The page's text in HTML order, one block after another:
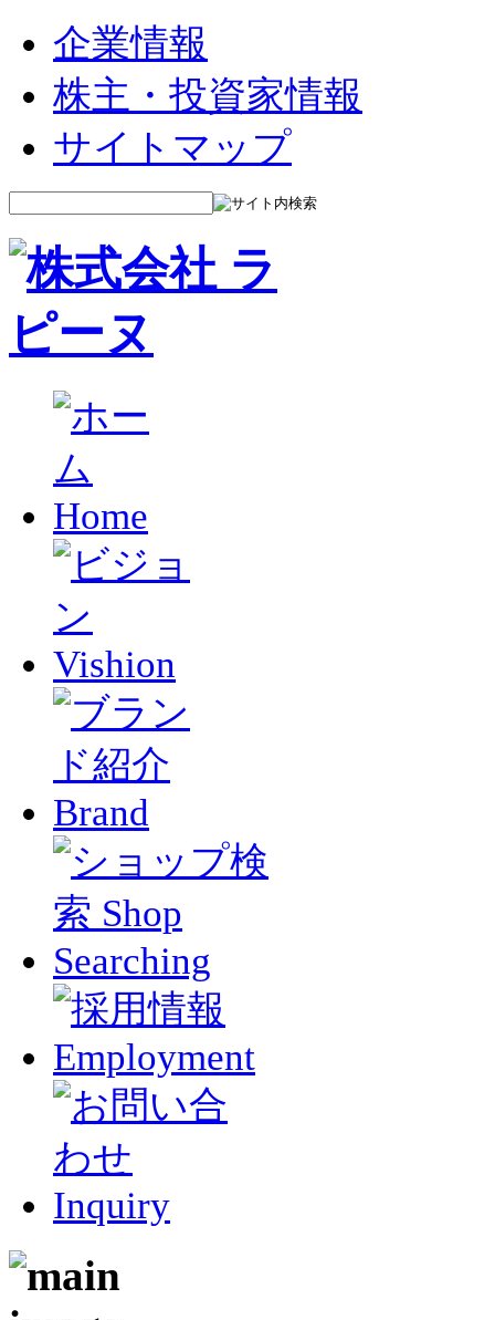
企業情報
株主・投資家情報
サイトマップ